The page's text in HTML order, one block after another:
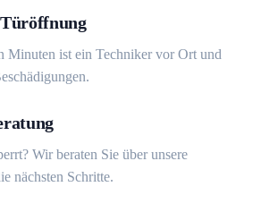
Minuten ist ein Techniker vor Ort und
Wir beraten Sie über unsere
nächsten Schritte.